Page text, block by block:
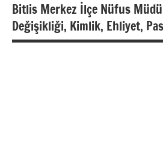
Bitlis Merkez İlçe Nüfus
Değişikliği, Kimlik, Ehliyet,